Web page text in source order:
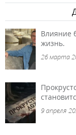
Влияние
жизнь.
26 марта
9 апреля